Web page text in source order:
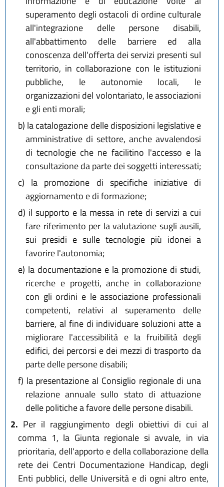
superamento degli ostacoli di ordine culturale
all'integrazione delle persone disabili,
all'abbattimento delle barriere ed alla
conoscenza dell'offerta dei servizi presenti sul
territorio, in collaborazione con le istituzioni
pubbliche, le autonomie locali, le
organizzazioni del volontariato, le associazioni
e gli enti morali;
b) la catalogazione delle disposizioni legislative e
amministrative di settore, anche avvalendosi
di tecnologie che ne facilitino l'accesso e la
consultazione da parte dei soggetti interessati;
c) la promozione di specifiche iniziative di
aggiornamento e di formazione;
d) il supporto e la messa in rete di servizi a cui
fare riferimento per la valutazione sugli ausili,
sui presidi e sulle tecnologie più idonei a
favorire l'autonomia;
e) la documentazione e la promozione di studi,
ricerche e progetti, anche in collaborazione
con gli ordini e le associazione professionali
competenti, relativi al superamento delle
barriere, al fine di individuare soluzioni atte a
migliorare l'accessibilità e la fruibilità degli
edifici, dei percorsi e dei mezzi di trasporto da
parte delle persone disabili;
f) la presentazione al Consiglio regionale di una
relazione annuale sullo stato di attuazione
delle politiche a favore delle persone disabili.
2. Per il raggiungimento degli obiettivi di cui al
comma 1, la Giunta regionale si avvale, in via
prioritaria, dell'apporto e della collaborazione della
rete dei Centri Documentazione Handicap, degli
Enti pubblici, delle Università e di ogni altro ente,